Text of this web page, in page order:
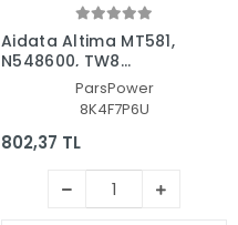
Aidata Altima MT581,
N548600, TW8
Notebook Batarya - Pil
(Pars Power)
ParsPower
8K4F7P6U
802,37 TL